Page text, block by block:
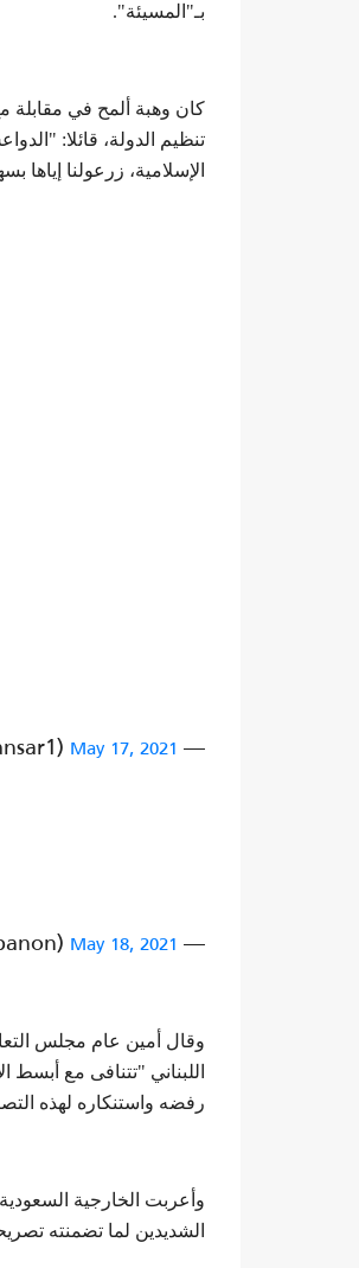
بـ"المسيئة".
كان وهبة ألمح في مقابلة
تنظيم الدولة، قائلا:
الإسلامية، زرعولنا إياها
— Salman Al-Ansari (@Salansar1)
May 17, 2021
— Mofa Lebanon (@Mofalebanon)
May 18, 2021
وقال أمين عام مجلس
اللبناني "تتنافى مع أبسط
رفضه واستنكاره لهذه
وأعربت الخارجية
الشديدين لما تضمنته